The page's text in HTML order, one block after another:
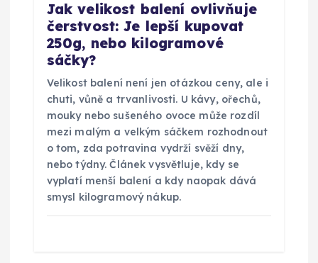
Jak velikost balení ovlivňuje
čerstvost: Je lepší kupovat
250g, nebo kilogramové
sáčky?
Velikost balení není jen otázkou ceny, ale i
chuti, vůně a trvanlivosti. U kávy, ořechů,
mouky nebo sušeného ovoce může rozdíl
mezi malým a velkým sáčkem rozhodnout
o tom, zda potravina vydrží svěží dny,
nebo týdny. Článek vysvětluje, kdy se
vyplatí menší balení a kdy naopak dává
smysl kilogramový nákup.